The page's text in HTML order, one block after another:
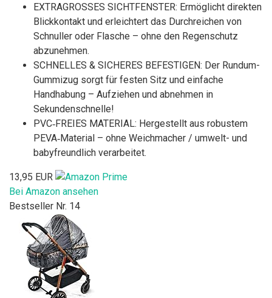
EXTRAGROSSES SICHTFENSTER: Ermöglicht direkten
Blickkontakt und erleichtert das Durchreichen von
Schnuller oder Flasche – ohne den Regenschutz
abzunehmen.
SCHNELLES & SICHERES BEFESTIGEN: Der Rundum-
Gummizug sorgt für festen Sitz und einfache
Handhabung – Aufziehen und abnehmen in
Sekundenschnelle!
PVC‑FREIES MATERIAL: Hergestellt aus robustem
PEVA‑Material – ohne Weichmacher / umwelt- und
babyfreundlich verarbeitet.
13,95 EUR
Bei Amazon ansehen
Bestseller Nr. 14